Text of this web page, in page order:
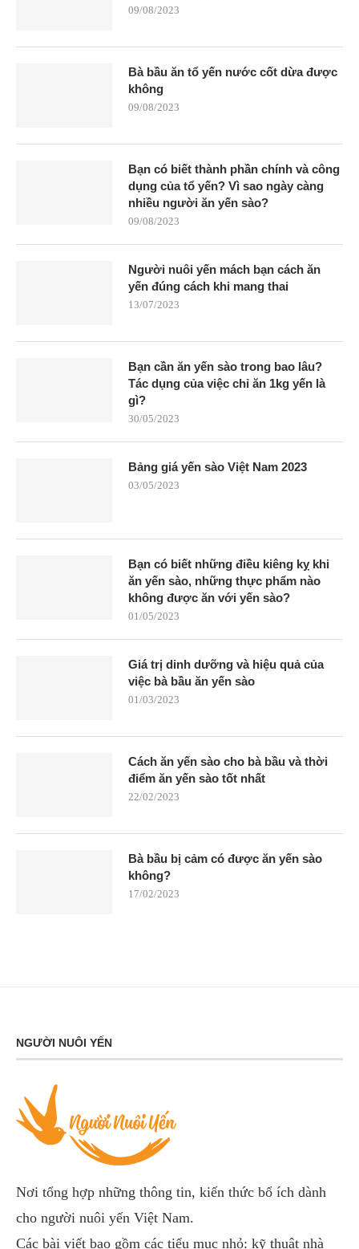
09/08/2023
Bà bầu ăn tổ yến nước cốt dừa được
không
09/08/2023
Bạn có biết thành phần chính và công
dụng của tổ yến? Vì sao ngày càng
nhiều người ăn yến sào?
09/08/2023
Người nuôi yến mách bạn cách ăn
yến đúng cách khi mang thai
13/07/2023
Bạn cần ăn yến sào trong bao lâu?
Tác dụng của việc chỉ ăn 1kg yến là
gì?
30/05/2023
Bảng giá yến sào Việt Nam 2023
03/05/2023
Bạn có biết những điều kiêng kỵ khi
ăn yến sào, những thực phẩm nào
không được ăn với yến sào?
01/05/2023
Giá trị dinh dưỡng và hiệu quả của
việc bà bầu ăn yến sào
01/03/2023
Cách ăn yến sào cho bà bầu và thời
điểm ăn yến sào tốt nhất
22/02/2023
Bà bầu bị cảm có được ăn yến sào
không?
17/02/2023
NGƯỜI NUÔI YẾN
Nơi tổng hợp những thông tin, kiến thức bổ ích dành
cho người nuôi yến Việt Nam.
Các bài viết bao gồm các tiểu mục nhỏ: kỹ thuật nhà